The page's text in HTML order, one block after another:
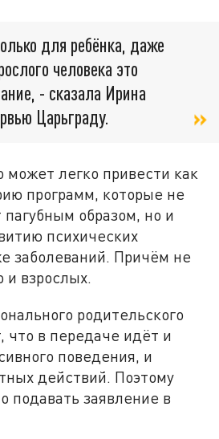
для ребёнка, даже
человека это
- сказала Ирина
Царьграду.
может легко привести как
программ, которые не
образом, но и
психических
заболеваний. Причём не
и взрослых.
родительского
что в передаче идёт и
поведения, и
действий. Поэтому
подавать заявление в